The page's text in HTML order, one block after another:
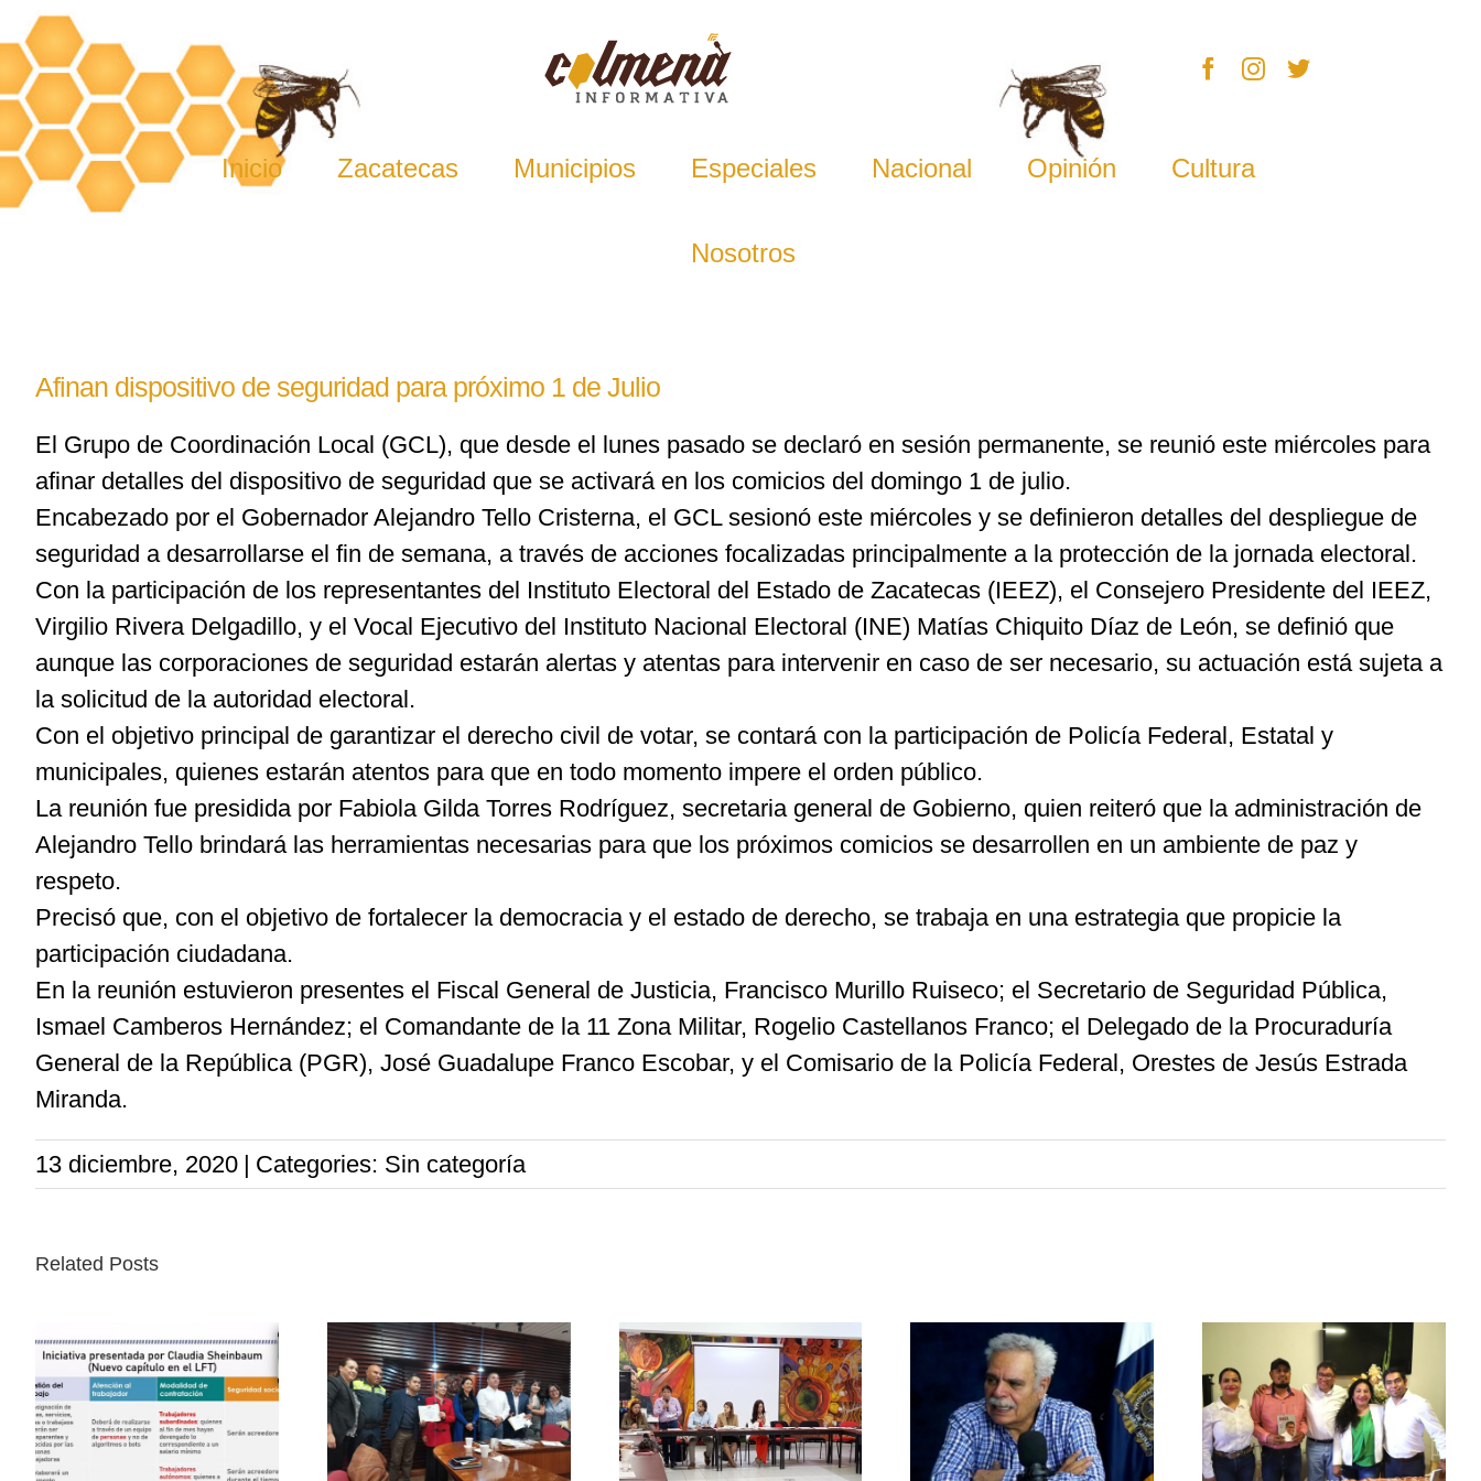
Skip
to
content
Inicio Zacatecas Municipios Especiales Nacional Opinión Cultura
Nosotros
Afinan dispositivo de seguridad para próximo 1 de Julio
El Grupo de Coordinación Local (GCL), que desde el lunes pasado se declaró en sesión permanente, se reunió este miércoles para
afinar detalles del dispositivo de seguridad que se activará en los comicios del domingo 1 de julio.
Encabezado por el Gobernador Alejandro Tello Cristerna, el GCL sesionó este miércoles y se definieron detalles del despliegue de
seguridad a desarrollarse el fin de semana, a través de acciones focalizadas principalmente a la protección de la jornada electoral.
Con la participación de los representantes del Instituto Electoral del Estado de Zacatecas (IEEZ), el Consejero Presidente del IEEZ,
Virgilio Rivera Delgadillo, y el Vocal Ejecutivo del Instituto Nacional Electoral (INE) Matías Chiquito Díaz de León, se definió que
aunque las corporaciones de seguridad estarán alertas y atentas para intervenir en caso de ser necesario, su actuación está sujeta a
la solicitud de la autoridad electoral.
Con el objetivo principal de garantizar el derecho civil de votar, se contará con la participación de Policía Federal, Estatal y
municipales, quienes estarán atentos para que en todo momento impere el orden público.
La reunión fue presidida por Fabiola Gilda Torres Rodríguez, secretaria general de Gobierno, quien reiteró que la administración de
Alejandro Tello brindará las herramientas necesarias para que los próximos comicios se desarrollen en un ambiente de paz y
respeto.
Precisó que, con el objetivo de fortalecer la democracia y el estado de derecho, se trabaja en una estrategia que propicie la
participación ciudadana.
En la reunión estuvieron presentes el Fiscal General de Justicia, Francisco Murillo Ruiseco; el Secretario de Seguridad Pública,
Ismael Camberos Hernández; el Comandante de la 11 Zona Militar, Rogelio Castellanos Franco; el Delegado de la Procuraduría
General de la República (PGR), José Guadalupe Franco Escobar, y el Comisario de la Policía Federal, Orestes de Jesús Estrada
Miranda.
13 diciembre, 2020 | Categories: Sin categoría
Related Posts